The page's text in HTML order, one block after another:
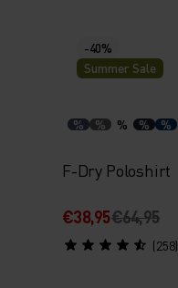
-40%
Summer Sale
% % % % %
F-Dry Poloshirt
€38,95€64,95
(258)